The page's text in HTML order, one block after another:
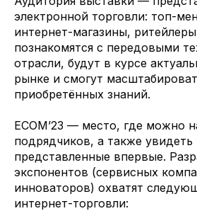
электронной торговли: топ-
интернет-магазины,
познакомятся с передовыми
отрасли, будут в курсе
рынке и смогут
приобретённых знаний.
ECOM’23 — место, где можно
подрядчиков, а также увидеть
представленные впервые.
экспонентов (сервисных
инноваторов) охватят
интернет-торговли: